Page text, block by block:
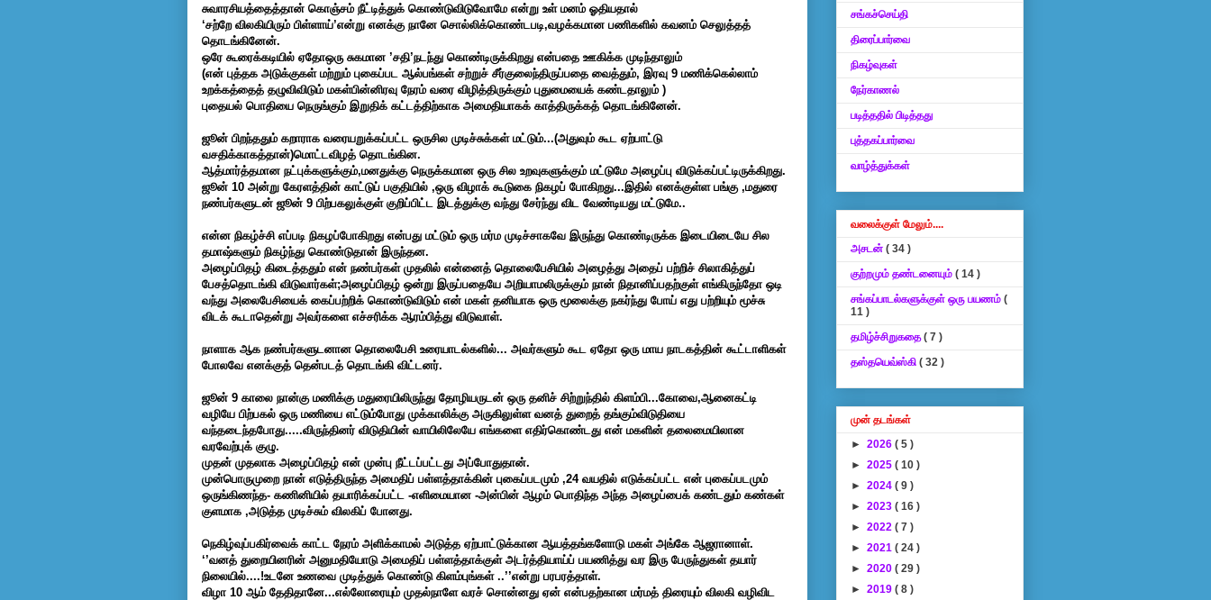
சுவாரசியத்தைத்தான் கொஞ்சம் நீட்டித்துக் கொண்டுவிடுவோமே என்று உள் மனம் ஓதியதால்
‘சற்றே விலகியிரும் பிள்ளாய்’என்று எனக்கு நானே சொல்லிக்கொண்டபடி,வழக்கமான பணிகளில் கவனம் செலுத்தத்
தொடங்கினேன்.
ஒரே கூரைக்கடியில் ஏதோஒரு சுகமான ’சதி’நடந்து கொண்டிருக்கிறது என்பதை ஊகிக்க முடிந்தாலும்
(என் புத்தக அடுக்குகள் மற்றும் புகைப்பட ஆல்பங்கள் சற்றுச் சீர்குலைந்திருப்பதை வைத்தும், இரவு 9 மணிக்கெல்லாம்
உறக்கத்தைத் தழுவிவிடும் மகள்பின்னிரவு நேரம் வரை விழித்திருக்கும் புதுமையைக் கண்டதாலும் )
புதையல் பொதியை நெருங்கும் இறுதிக் கட்டத்திற்காக அமைதியாகக் காத்திருக்கத் தொடங்கினேன்.
ஜூன் பிறந்ததும் கறாராக வரையறுக்கப்பட்ட ஒருசில முடிச்சுக்கள் மட்டும்...(அதுவும் கூட ஏற்பாட்டு
வசதிக்காகத்தான்)மொட்டவிழத் தொடங்கின.
ஆத்மார்த்தமான நட்புக்களுக்கும்,மனதுக்கு நெருக்கமான ஒரு சில உறவுகளுக்கும் மட்டுமே அழைப்பு விடுக்கப்பட்டிருக்கிறது.
ஜூன் 10 அன்று கேரளத்தின் காட்டுப் பகுதியில் ,ஒரு விழாக் கூடுகை நிகழப் போகிறது...இதில் எனக்குள்ள பங்கு ,மதுரை
நண்பர்களுடன் ஜூன் 9 பிற்பகலுக்குள் குறிப்பிட்ட இடத்துக்கு வந்து சேர்ந்து விட வேண்டியது மட்டுமே..
என்ன நிகழ்ச்சி எப்படி நிகழப்போகிறது என்பது மட்டும் ஒரு மர்ம முடிச்சாகவே இருந்து கொண்டிருக்க இடையிடையே சில
தமாஷ்களும் நிகழ்ந்து கொண்டுதான் இருந்தன.
அழைப்பிதழ் கிடைத்ததும் என் நண்பர்கள் முதலில் என்னைத் தொலைபேசியில் அழைத்து அதைப் பற்றிச் சிலாகித்துப்
பேசத்தொடங்கி விடுவார்கள்;அழைப்பிதழ் ஒன்று இருப்பதையே அறியாமலிருக்கும் நான் நிதானிப்பதற்குள் எங்கிருந்தோ ஒடி
வந்து அலைபேசியைக் கைப்பற்றிக் கொண்டுவிடும் என் மகள் தனியாக ஒரு மூலைக்கு நகர்ந்து போய் எது பற்றியும் மூச்சு
விடக் கூடாதென்று அவர்களை எச்சரிக்க ஆரம்பித்து விடுவாள்.
நாளாக ஆக நண்பர்களுடனான தொலைபேசி உரையாடல்களில்... அவர்களும் கூட ஏதோ ஒரு மாய நாடகத்தின் கூட்டாளிகள்
போலவே எனக்குத் தென்படத் தொடங்கி விட்டனர்.
ஜூன் 9 காலை நான்கு மணிக்கு மதுரையிலிருந்து தோழியருடன் ஒரு தனிச் சிற்றுந்தில் கிளம்பி...கோவை,ஆனைகட்டி
வழியே பிற்பகல் ஒரு மணியை எட்டும்போது முக்காலிக்கு அருகிலுள்ள வனத் துறைத் தங்கும்விடுதியை
வந்தடைந்தபோது.....விருந்தினர் விடுதியின் வாயிலிலேயே எங்களை எதிர்கொண்டது என் மகளின் தலைமையிலான
வரவேற்புக் குழு.
முதன் முதலாக அழைப்பிதழ் என் முன்பு நீட்டப்பட்டது அப்போதுதான்.
முன்பொருமுறை நான் எடுத்திருந்த அமைதிப் பள்ளத்தாக்கின் புகைப்படமும் ,24 வயதில் எடுக்கப்பட்ட என் புகைப்படமும்
ஒருங்கிணந்த- கணினியில் தயாரிக்கப்பட்ட -எளிமையான -அன்பின் ஆழம் பொதிந்த அந்த அழைப்பைக் கண்டதும் கண்கள்
குளமாக ,அடுத்த முடிச்சும் விலகிப் போனது.
நெகிழ்வுப்பகிர்வைக் காட்ட நேரம் அளிக்காமல் அடுத்த ஏற்பாட்டுக்கான ஆயத்தங்களோடு மகள் அங்கே ஆஜரானாள்.
‘’வனத் துறையினரின் அனுமதியோடு அமைதிப் பள்ளத்தாக்குள் அடர்த்தியாய்ப் பயணித்து வர இரு பேருந்துகள் தயார்
நிலையில்....!உடனே உணவை முடித்துக் கொண்டு கிளம்புங்கள் ..’’என்று பரபரத்தாள்.
விழா 10 ஆம் தேதிதானே...எல்லோரையும் முதல்நாளே வரச் சொன்னது ஏன் என்பதற்கான மர்மத் திரையும் விலகி வழிவிட
சங்கச்செய்தி
திரைப்பார்வை
நிகழ்வுகள்
நேர்காணல்
படித்ததில் பிடித்தது
புத்தகப்பார்வை
வாழ்த்துக்கள்
வலைக்குள் மேலும்....
அசடன் ( 34 )
குற்றமும் தண்டனையும் ( 14 )
சங்கப்பாடல்களுக்குள் ஒரு பயணம் (
11 )
தமிழ்ச்சிறுகதை( 7 )
தஸ்தயெவ்ஸ்கி ( 32 )
முன் தடங்கள்
► 2026 ( 5 )
► 2025 ( 10 )
► 2024 ( 9 )
► 2023 ( 16 )
► 2022 ( 7 )
► 2021 ( 24 )
► 2020 ( 29 )
► 2019 ( 8 )